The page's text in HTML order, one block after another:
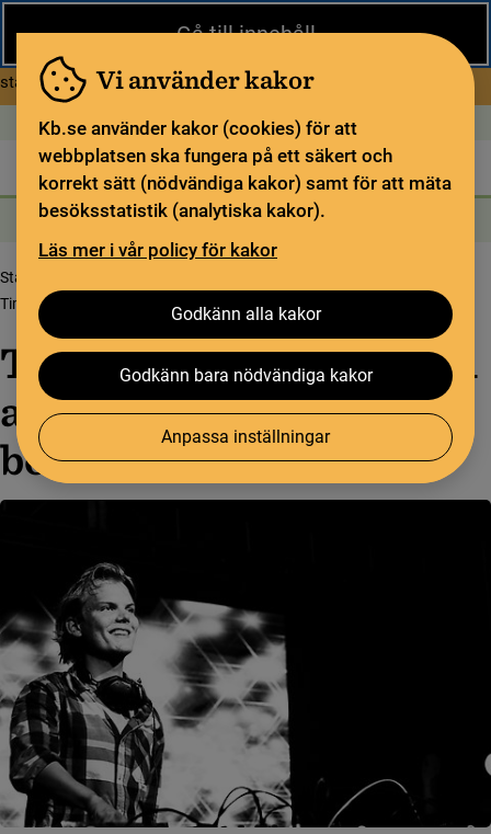
Gå till innehåll
Under sommaren har KB begränsad service och särskilda
öppettider. Vissa veckor är en del funktioner och samlingar
stängda.Läs mer om Begränsad service i sommar
Vi använder kakor
Kb.se använder kakor (cookies) för att
webbplatsen ska fungera på ett säkert och
korrekt sätt (nödvändiga kakor) samt för att mäta
besöksstatistik (analytiska kakor).
Läs mer i vår policy för kakor
Godkänn alla kakor
Godkänn bara nödvändiga kakor
Anpassa inställningar
Öppet idag: 11–15In English
Biblioteket För bibliotekssektorn Pliktleverans och ISBN
Sök Sök
Söktjänster
Startsida
Tim ”Avicii” Bergling, en alldeles för tidig bortgång
Tim ”Avicii” Bergling, en
alldeles för tidig
bortgång